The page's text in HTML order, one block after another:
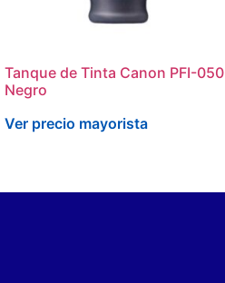
Tanque de Tinta Canon PFI-050
Negro
Ver precio mayorista